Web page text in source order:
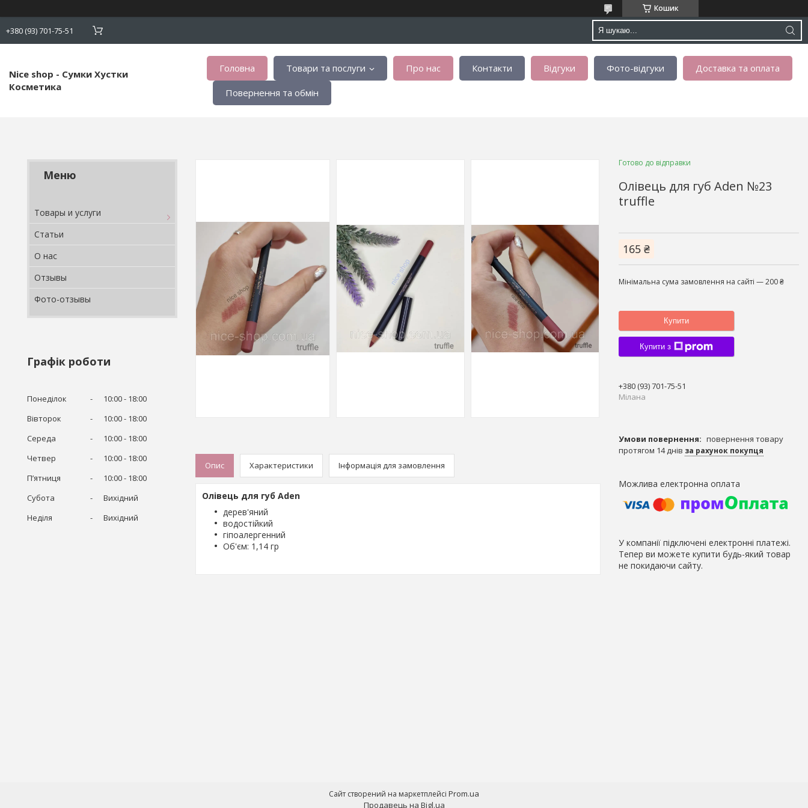
Кошик
+380 (93) 701-75-51
Nice shop - Сумки Хустки
Косметика
Головна Товари та послуги Про нас Контакти Відгуки Фото-відгуки Доставка та оплата
Повернення та обмін
Товары и услуги
Статьи
О нас
Отзывы
Фото-отзывы
Графік роботи
Понеділок 10:00
18:00
Вівторок
10:00
18:00
Середа
10:00
18:00
Четвер
10:00
18:00
Пʼятниця
10:00
18:00
Субота
Вихідний
Неділя
Вихідний
Опис Характеристики Інформація для замовлення
Олівець для губ Aden
дерев'яний
водостійкий
гіпоалергенний
Об'єм: 1,14 гр
Готово до відправки
Олівець для губ Aden №23
truffle
165 ₴
Мінімальна сума замовлення на сайті — 200 ₴
Купити
Купити з
+380 (93) 701-75-51
Мілана
повернення товару
протягом 14 днів за рахунок покупця
У компанії підключені електронні платежі.
Тепер ви можете купити будь-який товар
не покидаючи сайту.
Сайт створений на маркетплейсі Prom.ua
Продавець на Bigl.ua